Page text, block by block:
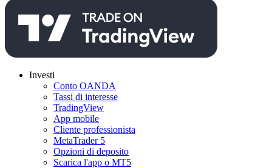
Investi
Conto OANDA
Tassi di interesse
TradingView
App mobile
Cliente professionista
MetaTrader 5
Opzioni di deposito
Scarica l'app o MT5